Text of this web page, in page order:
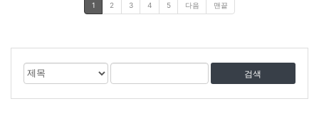
1 2 3 4 5 다음 맨끝
게
물
검
색
대
검
어